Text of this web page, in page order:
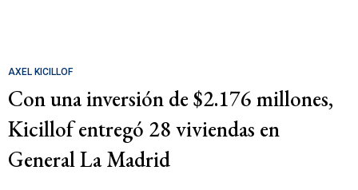
AXEL KICILLOF
Con una inversión de $2.176 millones,
Kicillof entregó 28 viviendas en
General La Madrid